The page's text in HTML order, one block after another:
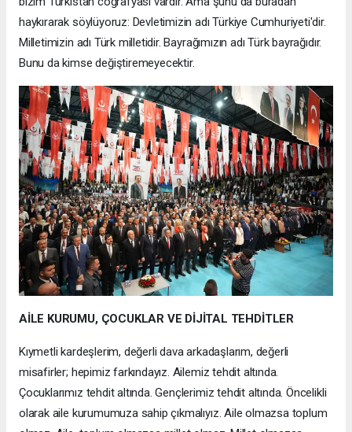
haykırarak söylüyoruz: Devletimizin adı Türkiye Cumhuriyeti'dir.
Milletimizin adı Türk milletidir. Bayrağımızın adı Türk bayrağıdır.
Bunu da kimse değiştiremeyecektir.
AİLE KURUMU, ÇOCUKLAR VE DİJİTAL TEHDİTLER
Kıymetli kardeşlerim, değerli dava arkadaşlarım, değerli
misafirler; hepimiz farkındayız. Ailemiz tehdit altında.
Çocuklarımız tehdit altında. Gençlerimiz tehdit altında. Öncelikli
olarak aile kurumumuza sahip çıkmalıyız. Aile olmazsa toplum